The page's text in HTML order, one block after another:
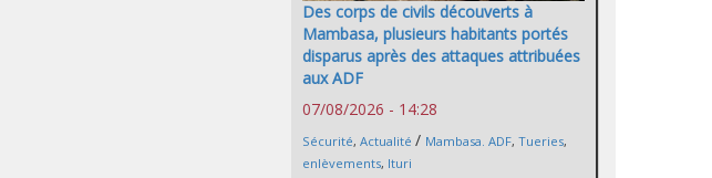
Des corps de civils découverts à
Mambasa, plusieurs habitants portés
disparus après des attaques attribuées
aux ADF
07/08/2026 - 14:28
Sécurité, Actualité / Mambasa. ADF, Tueries,
enlèvements, Ituri